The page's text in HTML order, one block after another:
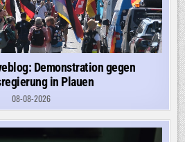
Demonstration gegen
in Plauen
08-08-2026